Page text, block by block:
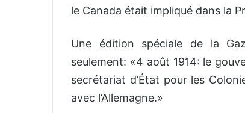
le Canada était impliqué dans la
Une édition spéciale de la
seulement: «4 août 1914: le
secrétariat d’État pour les
avec l’Allemagne.»